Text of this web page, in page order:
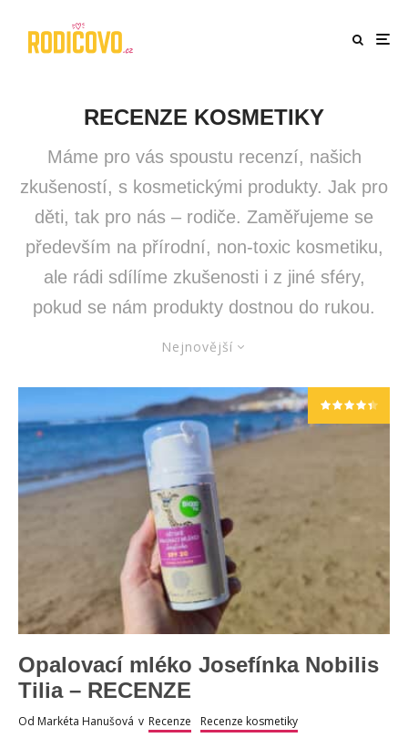
RECENZE KOSMETIKY
Máme pro vás spoustu recenzí, našich
zkušeností, s kosmetickými produkty. Jak pro
děti, tak pro nás – rodiče. Zaměřujeme se
především na přírodní, non-toxic kosmetiku,
ale rádi sdílíme zkušenosti i z jiné sféry,
pokud se nám produkty dostnou do rukou.
Nejnovější
Opalovací mléko Josefínka Nobilis
Tilia – RECENZE
Od Markéta Hanušová v Recenze Recenze kosmetiky